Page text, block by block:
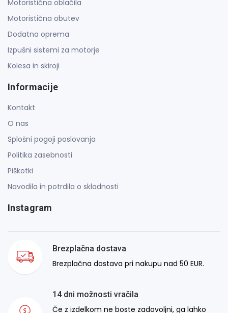
Motoristična oblačila
Motoristična obutev
Dodatna oprema
Izpušni sistemi za motorje
Kolesa in skiroji
Informacije
Kontakt
O nas
Splošni pogoji poslovanja
Politika zasebnosti
Piškotki
Navodila in potrdila o skladnosti
Instagram
Brezplačna dostava
Brezplačna dostava pri nakupu nad 50 EUR.
14 dni možnosti vračila
Če z izdelkom ne boste zadovoljni, ga lahko